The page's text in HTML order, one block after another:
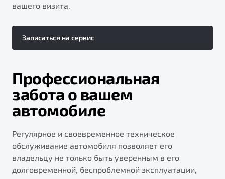
вашего визита.
Записаться на сервис
Профессиональная
забота о вашем
автомобиле
Регулярное и своевременное техническое
обслуживание автомобиля позволяет его
владельцу не только быть уверенным в его
долговременной, беспроблемной эксплуатации,